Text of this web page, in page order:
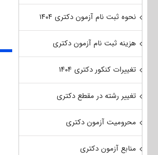
نحوه ثبت نام آزمون دکتری ۱۴۰۴
هزینه ثبت نام آزمون دکتری
تغییرات کنکور دکتری ۱۴۰۴
تغییر رشته در مقطع دکتری
محرومیت آزمون دکتری
منابع آزمون دکتری